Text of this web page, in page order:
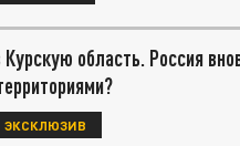
область. Россия
ЭКСКЛЮЗИВ